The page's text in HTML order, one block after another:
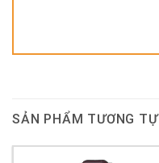
SẢN PHẨM TƯƠNG TỰ